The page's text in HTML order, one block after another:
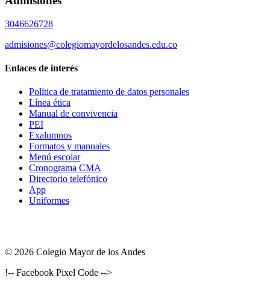
3046626728
admisiones@colegiomayordelosandes.edu.co
Enlaces de interés
Política de tratamiento de datos personales
Línea ética
Manual de convivencia
PEI
Exalumnos
Formatos y manuales
Menú escolar
Cronograma CMA
Directorio telefónico
App
Uniformes
© 2026 Colegio Mayor de los Andes
!-- Facebook Pixel Code -->